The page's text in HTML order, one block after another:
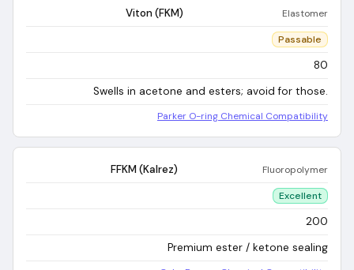
Viton (FKM) Elastomer
Passable
80
Swells in acetone and esters; avoid for those.
Parker O-ring Chemical Compatibility
FFKM (Kalrez) Fluoropolymer
Excellent
200
Premium ester / ketone sealing